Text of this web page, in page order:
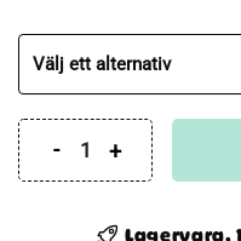
Sifferballong
Jungle
Lagervara,